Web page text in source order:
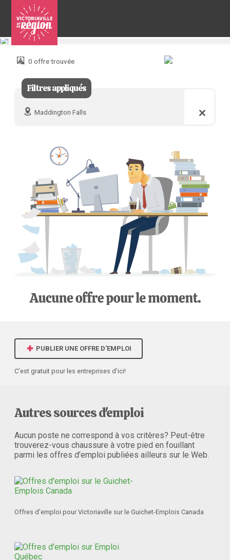
Pour
joindre 0 offre trouvée
Filtres appliqués
Maddington Falls
PUBLIER UNE OFFRE D'EMPLOI
C'est gratuit pour les entreprises d'ici!
Autres sources d'emploi
Aucun poste ne correspond à vos critères? Peut-être
trouverez-vous chaussure à votre pied en fouillant
parmi les offres d'emploi publiées ailleurs sur le Web.
Offres d'emploi pour Victoriaville sur le Guichet-Emplois Canada